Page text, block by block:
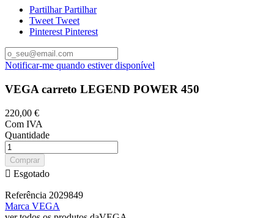
PartilharPartilhar
Tweet Tweet
Pinterest Pinterest
Notificar-me quando estiver disponível
VEGA carreto LEGEND POWER 450
220,00 €
Com IVA
Quantidade
Comprar
 Esgotado
Referência 2029849
Marca VEGA